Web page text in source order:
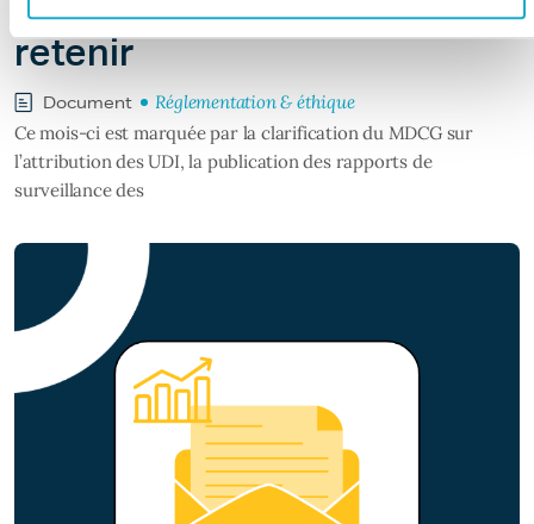
Juillet : les informations à
retenir
Document
Réglementation & éthique
Ce mois-ci est marquée par la clarification du MDCG sur
l’attribution des UDI, la publication des rapports de
surveillance des